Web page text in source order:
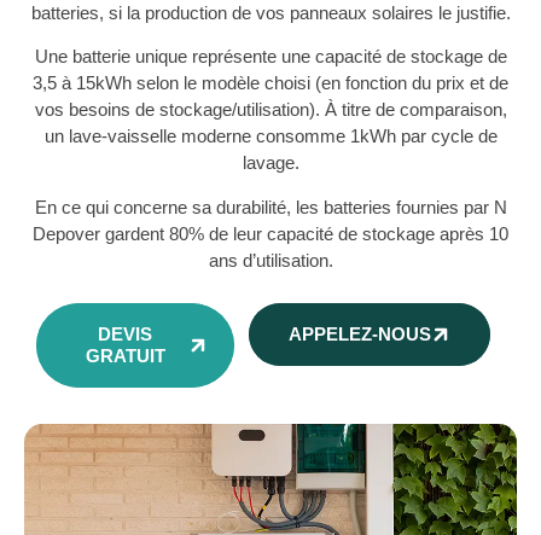
batteries, si la production de vos panneaux solaires le justifie.
Une batterie unique représente une capacité de stockage de
3,5 à 15kWh selon le modèle choisi (en fonction du prix et de
vos besoins de stockage/utilisation). À titre de comparaison,
un lave-vaisselle moderne consomme 1kWh par cycle de
lavage.
En ce qui concerne sa durabilité, les batteries fournies par N
Depover gardent 80% de leur capacité de stockage après 10
ans d’utilisation.
DEVIS
GRATUIT
APPELEZ-NOUS